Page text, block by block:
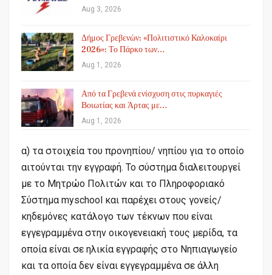
Aug 3, 2026
Δήμος Γρεβενών: «Πολιτιστικό Καλοκαίρι
2026»: Το Πάρκο των…
Aug 1, 2026
Από τα Γρεβενά ενίσχυση στις πυρκαγιές
Βοιωτίας και Άρτας με…
Aug 1, 2026
α) τα στοιχεία του προνηπίου/ νηπίου για το οποίο
αιτούνται την εγγραφή. Το σύστημα διαλειτουργεί
με το Μητρώο Πολιτών και το Πληροφοριακό
Σύστημα myschool και παρέχει στους γονείς/
κηδεμόνες κατάλογο των τέκνων που είναι
εγγεγραμμένα στην οικογενειακή τους μερίδα, τα
οποία είναι σε ηλικία εγγραφής στο Νηπιαγωγείο
και τα οποία δεν είναι εγγεγραμμένα σε άλλη